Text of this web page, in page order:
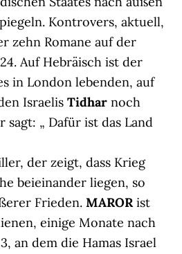
Kontrovers, aktuell,
zehn Romane auf der
Auf Hebräisch ist der
in London lebenden, auf
IsraelisTidhar noch
sagt: „ Dafür ist das Land
der zeigt, dass Krieg
beieinander liegen, so
Frieden.MARORist
einige Monate nach
an dem die Hamas Israel